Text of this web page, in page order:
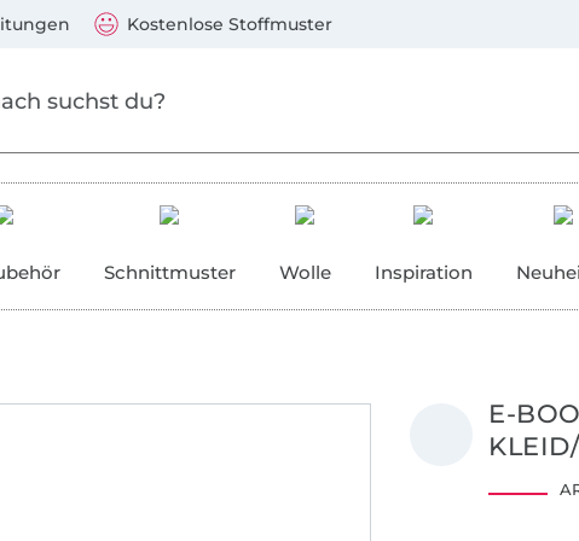
Kostenlose Stoffmuster
Schnittmuster Wolle Inspiration
E-
Mastercard, PayPal, Giropay, Kauf auf Rechnung,